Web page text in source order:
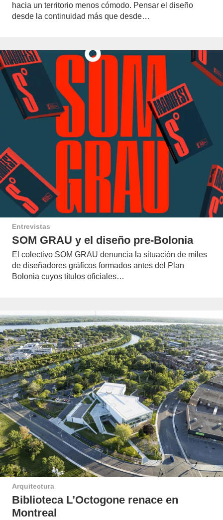
hacia un territorio menos cómodo. Pensar el diseño
desde la continuidad más que desde…
Entrevistas
SOM GRAU y el diseño pre-Bolonia
El colectivo SOM GRAU denuncia la situación de miles
de diseñadores gráficos formados antes del Plan
Bolonia cuyos títulos oficiales…
Arquitectura
Biblioteca L’Octogone renace en
Montreal